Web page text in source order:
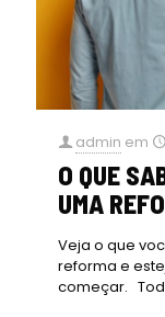
admin em
O QUE
UMA
Veja o que
reforma e
começar.